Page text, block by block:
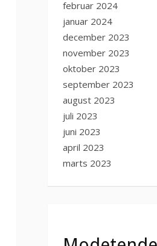
februar 2024
januar 2024
december 2023
november 2023
oktober 2023
september 2023
august 2023
juli 2023
juni 2023
april 2023
marts 2023